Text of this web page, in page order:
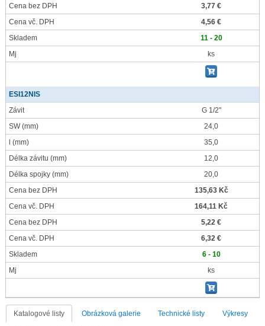
Cena bez DPH
3,77 €
Cena vč. DPH
4,56 €
Skladem
11 - 20
Mj
ks
ESI12NIS
Závit
G 1/2"
SW(mm)
24,0
(mm)
35,0
Délka závitu (mm)
12,0
Délka spojky (mm)
20,0
Cena bez DPH
135,63 Kč
Cena vč. DPH
164,11 Kč
Cena bez DPH
5,22 €
Cena vč. DPH
6,32 €
Skladem
6 - 10
Mj
ks
Katalogové listy Obrázková galerie Technické listy Výkresy